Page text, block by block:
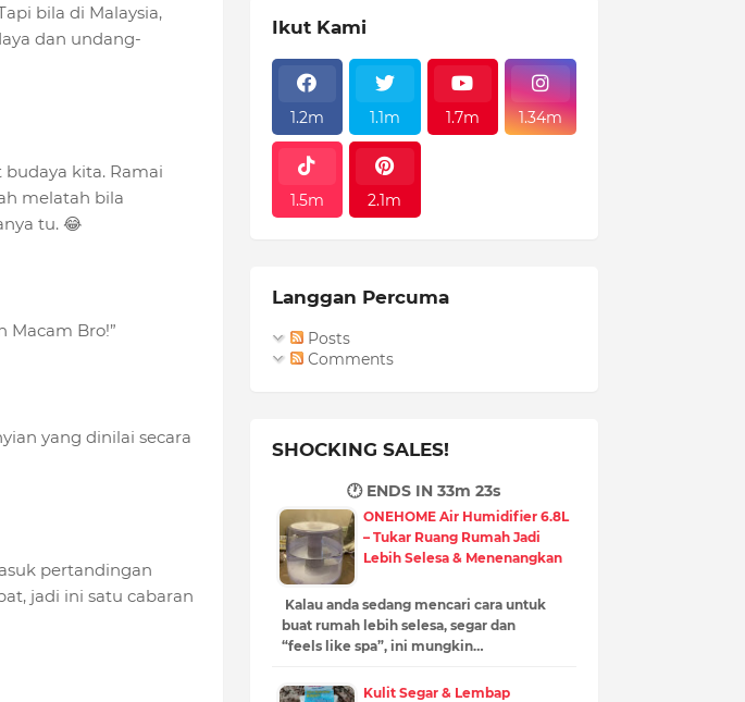
bila di Malaysia,
dan undang-
kita. Ramai
melatah bila
tu. 😂
Macam Bro!”
yang dinilai secara
pertandingan
jadi ini satu cabaran
Ikut Kami
1.2m 1.1m 1.7m 1.34m
1.5m 2.1m
Langgan Percuma
Posts
Comments
SHOCKING SALES!
🕐 ENDS IN 33m 22s
ONEHOME Air Humidifier 6.8L
– Tukar Ruang Rumah Jadi
Lebih Selesa & Menenangkan
Kalau anda sedang mencari cara untuk
buat rumah lebih selesa, segar dan
“feels like spa”, ini mungkin…
Kulit Segar & Lembap